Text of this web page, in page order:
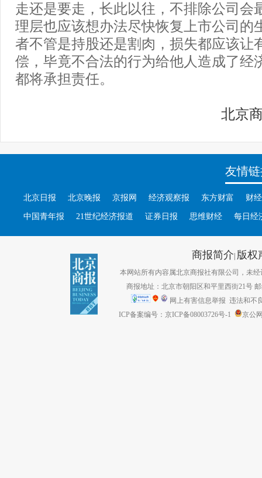
走还是要走，长此以往，不排除公司会
理层也应该想办法尽快恢复上市公司的
者不管是持股还是割肉，损失都应该让
偿，毕竟不合法的行为给他人造成了经
都将承担责任。
北京
友情
北京日报 北京晚报 京报网 经济观察报 东方财富 财
中国青年报 21世纪经济报道 证券日报 思维财经 每日经
商报简介| 版权
本网站所有内容属北京商报社有限公司，未经
商报地址：北京市朝阳区和平里西街21号
网上有害信息举报 违法和不
ICP备案编号：京ICP备08003726号-1
京公